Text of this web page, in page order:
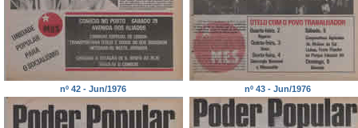
nº 42 - Jun/1976 nº 43 - Jun/1976